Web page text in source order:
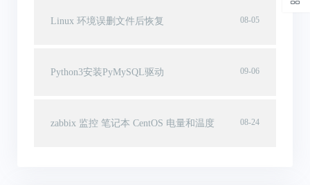
08-05
Linux 环境误删文件后恢复
09-06
Python3安装PyMySQL驱动
08-24
zabbix 监控 笔记本 CentOS 电量和温度